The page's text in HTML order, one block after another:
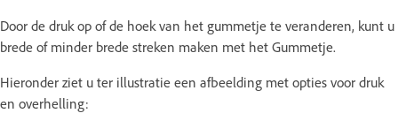
Door de druk op of de hoek van het gummetje te veranderen, kunt u
brede of minder brede streken maken met het Gummetje.
Hieronder ziet u ter illustratie een afbeelding met opties voor druk
en overhelling: